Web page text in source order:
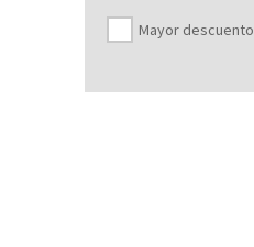
Mayor descuento